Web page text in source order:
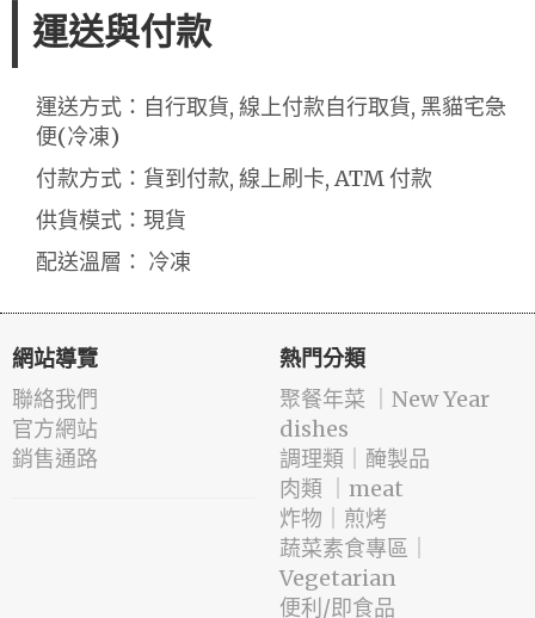
運送與付款
運送方式：自行取貨, 線上付款自行取貨, 黑貓宅急
便(冷凍)
付款方式：貨到付款, 線上刷卡, ATM 付款
供貨模式：現貨
配送溫層： 冷凍
網站導覽
聯絡我們
官方網站
銷售通路
熱門分類
️聚餐年菜 ｜New Year
dishes
️調理類｜醃製品
肉類 ｜meat
️炸物｜煎烤
蔬菜素食專區｜
Vegetarian
便利/即食品